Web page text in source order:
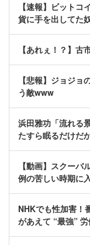
【速報】ビット
貨に手を出してた
【あれぇ！？】
【悲報】ジョジ
う敵www
浜田雅功「流れる
たすら眠るだけだ
【動画】スクー
例の苦しい時期に
NHKでも性加害
があえて “最強”